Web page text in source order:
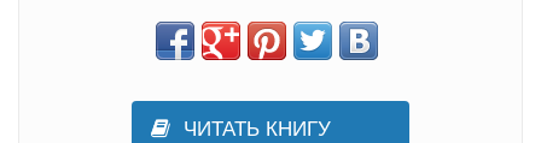
ЧИТАТЬ КНИГУ